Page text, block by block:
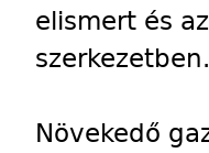
elismert és
szerkezetben.
Növekedő